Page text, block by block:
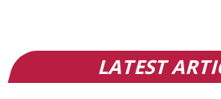
LATEST